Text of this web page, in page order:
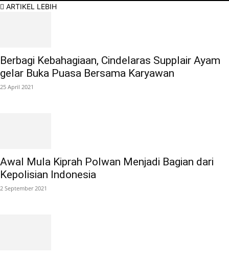
ARTIKEL LEBIH
Berbagi Kebahagiaan, Cindelaras Supplair Ayam
gelar Buka Puasa Bersama Karyawan
25 April 2021
Awal Mula Kiprah Polwan Menjadi Bagian dari
Kepolisian Indonesia
2 September 2021